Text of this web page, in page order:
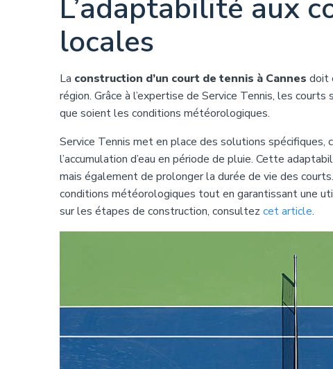
L’adaptabilité aux
locales
La construction d’un court de tennis à Cannes doit
région. Grâce à l’expertise de Service Tennis, les
que soient les conditions météorologiques.
Service Tennis met en place des solutions
l’accumulation d’eau en période de pluie. Cette
mais également de prolonger la durée de vie des
conditions météorologiques tout en garantissant une
sur les étapes de construction, consultez cet article.